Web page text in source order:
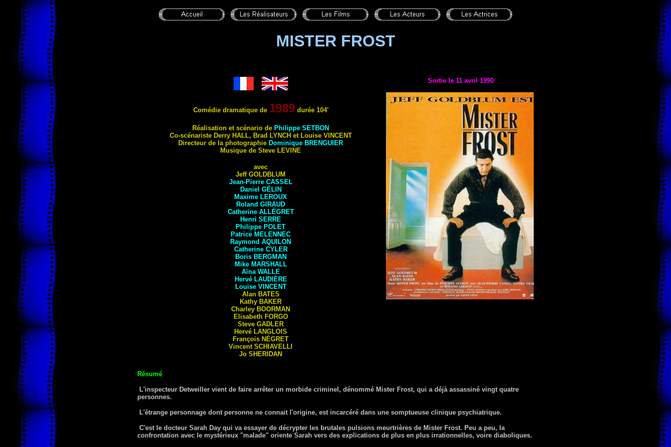
MISTER FROST
Comédie dramatique de 1989durée 104'
Réalisation et scénario de Philippe SETBON
Co-scénariste Derry HALL, Brad LYNCH et Louise VINCENT
Directeur de la photographie Dominique BRENGUIER
Musique de Steve LEVINE
avec
Jeff GOLDBLUM
Jean-Pierre CASSEL
Daniel GÉLIN
Maxime LEROUX
Roland GIRAUD
Catherine ALLÉGRET
Henri SERRE
Philippe POLET
Patrice MELENNEC
Raymond AQUILON
Catherine CYLER
Boris BERGMAN
Mike MARSHALL
Aïna WALLE
Hervé LAUDIÈRE
Louise VINCENT
Alan BATES
Kathy BAKER
Charley BOORMAN
Elisabeth FORGO
Steve GADLER
Hervé LANGLOIS
François NÉGRET
Vincent SCHIAVELLI
Jo SHERIDAN
Sortie le 11 avril 1990
Résumé
L'inspecteur Detweiller vient de faire arrêter un morbide criminel, dénommé Mister Frost, qui a déjà assassiné vingt quatre
personnes.
L'étrange personnage dont personne ne connait l'origine, est incarcéré dans une somptueuse clinique psychiatrique.
C'est le docteur Sarah Day qui va essayer de décrypter les brutales pulsions meurtrières de Mister Frost. Peu a peu, la
confrontation avec le mystérieux "malade" oriente Sarah vers des explications de plus en plus irrationnelles, voire diaboliques.